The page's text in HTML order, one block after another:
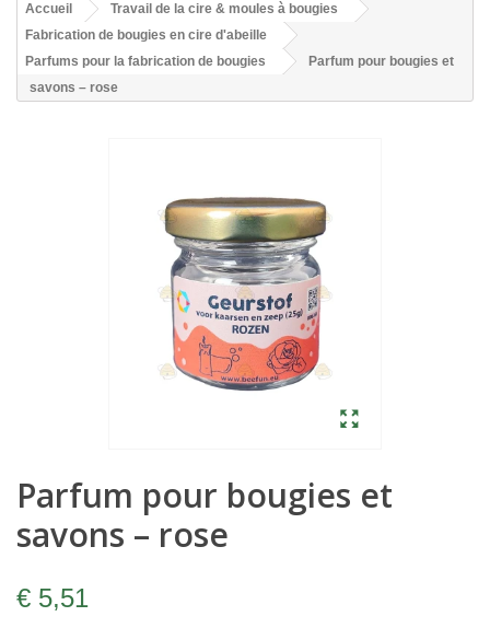
Accueil
Travail de la cire & moules à bougies
Fabrication de bougies en cire d'abeille
Parfums pour la fabrication de bougies
Parfum pour bougies et
savons – rose
Parfum pour bougies et
savons – rose
€ 5,51